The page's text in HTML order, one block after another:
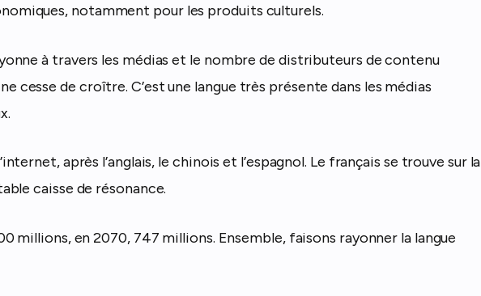
notamment pour les produits culturels.
à travers les médias et le nombre de distributeurs de contenu
cesse de croître. C’est une langue très présente dans les médias
après l’anglais, le chinois et l’espagnol. Le français se trouve sur la
caisse de résonance.
millions, en 2070, 747 millions. Ensemble, faisons rayonner la langue